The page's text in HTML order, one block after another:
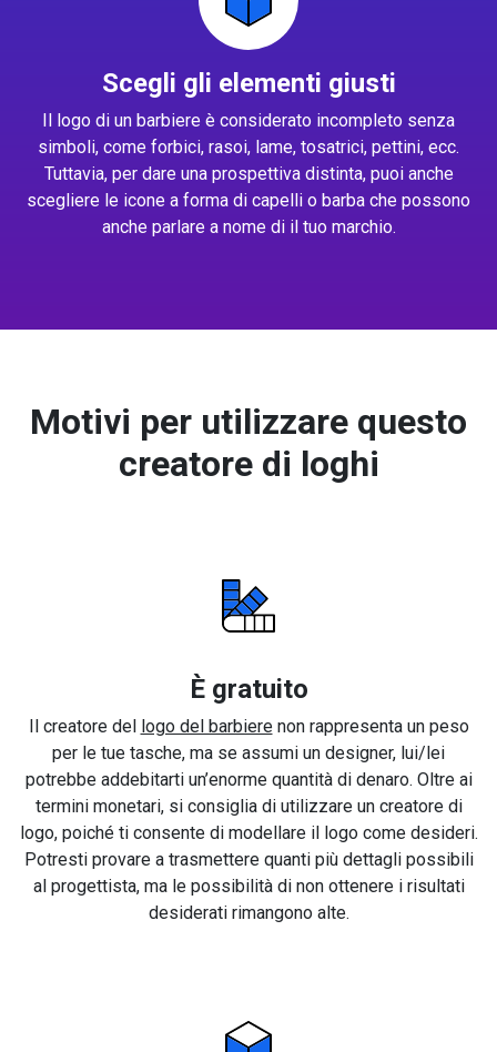
Scegli gli elementi giusti
Il logo di un barbiere è considerato incompleto senza
simboli, come forbici, rasoi, lame, tosatrici, pettini, ecc.
Tuttavia, per dare una prospettiva distinta, puoi anche
scegliere le icone a forma di capelli o barba che possono
anche parlare a nome di il tuo marchio.
Motivi per utilizzare questo
creatore di loghi
È gratuito
Il creatore del logo del barbierenon rappresenta un peso
per le tue tasche, ma se assumi un designer, lui/lei
potrebbe addebitarti un’enorme quantità di denaro. Oltre ai
termini monetari, si consiglia di utilizzare un creatore di
logo, poiché ti consente di modellare il logo come desideri.
Potresti provare a trasmettere quanti più dettagli possibili
al progettista, ma le possibilità di non ottenere i risultati
desiderati rimangono alte.